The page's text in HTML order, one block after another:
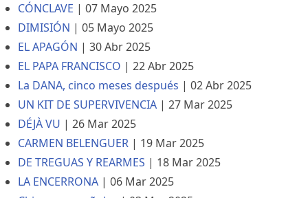
CÓNCLAVE | 07 Mayo 2025
DIMISIÓN | 05 Mayo 2025
EL APAGÓN | 30 Abr 2025
EL PAPA FRANCISCO | 22 Abr 2025
La DANA, cinco meses después | 02 Abr 2025
UN KIT DE SUPERVIVENCIA | 27 Mar 2025
DÉJÀ VU | 26 Mar 2025
CARMEN BELENGUER | 19 Mar 2025
DE TREGUAS Y REARMES | 18 Mar 2025
LA ENCERRONA | 06 Mar 2025